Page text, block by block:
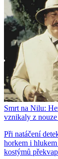
Smrt na Nilu:
vznikaly z
Při natáčení
horkem i
kostýmů